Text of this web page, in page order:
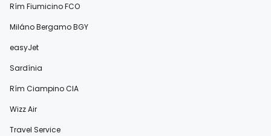
Rím Fiumicino FCO
Miláno Bergamo BGY
easyJet
Sardínia
Rím Ciampino CIA
Wizz Air
Travel Service